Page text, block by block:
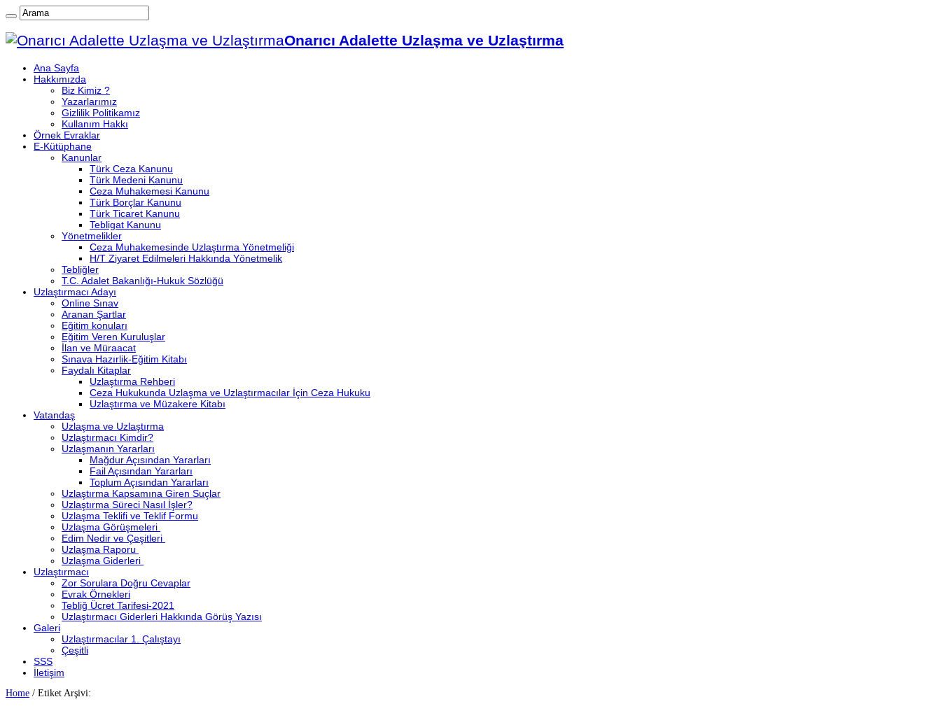
Onarıcı Adalette Uzlaşma ve Uzlaştırma
Ana Sayfa
Hakkımızda
Biz Kimiz ?
Yazarlarımız
Gizlilik Politikamız
Kullanım Hakkı
Örnek Evraklar
E-Kütüphane
Kanunlar
Türk Ceza Kanunu
Türk Medeni Kanunu
Ceza Muhakemesi Kanunu
Türk Borçlar Kanunu
Türk Ticaret Kanunu
Tebligat Kanunu
Yönetmelikler
Ceza Muhakemesinde Uzlaştırma Yönetmeliği
H/T Ziyaret Edilmeleri Hakkında Yönetmelik
Tebliğler
T.C. Adalet Bakanlığı-Hukuk Sözlüğü
Uzlaştırmacı Adayı
Online Sınav
Aranan Şartlar
Eğitim konuları
Eğitim Veren Kuruluşlar
İlan ve Müraacat
Sınava Hazırlik-Eğitim Kitabı
Faydalı Kitaplar
Uzlaştırma Rehberi
Ceza Hukukunda Uzlaşma ve Uzlaştırmacılar İçin Ceza Hukuku
Uzlaştırma ve Müzakere Kitabı
Vatandaş
Uzlaşma ve Uzlaştırma
Uzlaştırmacı Kimdir?
Uzlaşmanın Yararları
Mağdur Açısından Yararları
Fail Açısından Yararları
Toplum Açısından Yararları
Uzlaştırma Kapsamına Giren Suçlar
Uzlaştırma Süreci Nasıl İşler?
Uzlaşma Teklifi ve Teklif Formu
Uzlaşma Görüşmeleri
Edim Nedir ve Çeşitleri
Uzlaşma Raporu
Uzlaşma Giderleri
Uzlaştırmacı
Zor Sorulara Doğru Cevaplar
Evrak Örnekleri
Tebliğ Ücret Tarifesi-2021
Uzlaştırmacı Giderleri Hakkında Görüş Yazısı
Galeri
Uzlaştırmacılar 1. Çalıştayı
Çeşitli
SSS
İletişim
Home / Etiket Arşivi: